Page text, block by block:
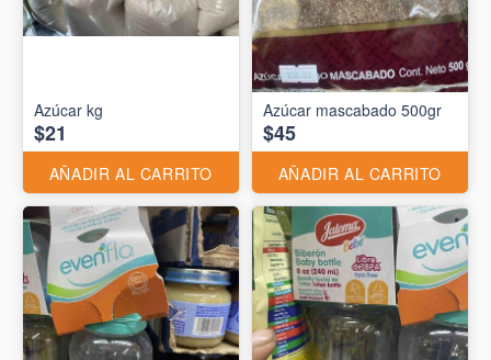
Azúcar kg
$21
AÑADIR AL CARRITO
Azúcar mascabado 500gr
$45
AÑADIR AL CARRITO